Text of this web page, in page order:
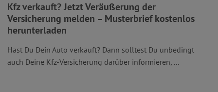
Kfz verkauft? Jetzt Veräußerung der
Versicherung melden – Musterbrief kostenlos
herunterladen
Hast Du Dein Auto verkauft? Dann solltest Du unbedingt
auch Deine Kfz-Versicherung darüber informieren, ...